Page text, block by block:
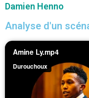
Damien Henno
Analyse d'un